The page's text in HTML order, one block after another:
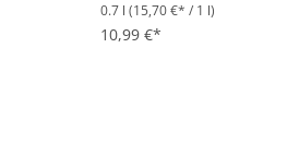
Durchschnittliche
0.7 l (15,70 €* / 1 l)
10,99 €*